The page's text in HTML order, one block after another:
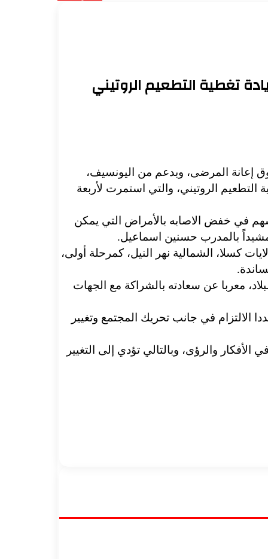
تغطية التطعيم الروتيني
إعانة المرضى، وبدعم من اليونسيف،
التطعيم الروتيني، والتي استمرت لأربعة
في خفض الاصابه بالأمراض التي يمكن
مشيداً بالمدرب حسنين اسماعيل.
كسلا، الشمالية نهر النيل، كمرحلة أولى،
معربا عن سعادته بالشراكة مع الجهات
الالتزام في جانب تحريك المجتمع وتغيير
والرؤى، وبالتالي تؤدي إلى التغيير